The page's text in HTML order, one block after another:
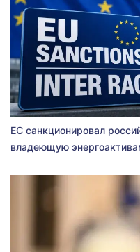
ЕС санкционировал
владеющую